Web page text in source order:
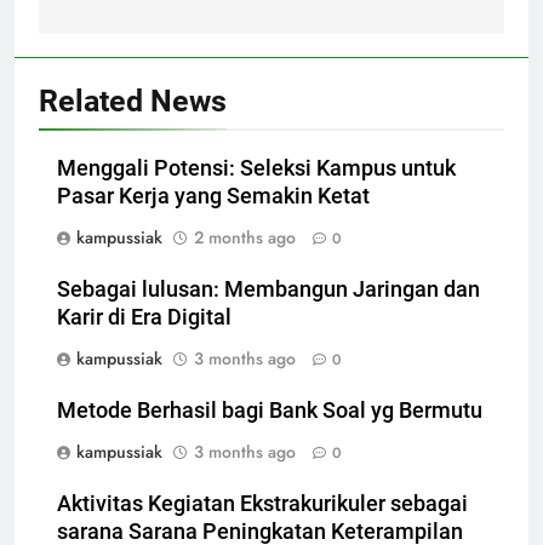
Related News
Menggali Potensi: Seleksi Kampus untuk
Pasar Kerja yang Semakin Ketat
kampussiak
2 months ago 0
Sebagai lulusan: Membangun Jaringan dan
Karir di Era Digital
kampussiak
3 months ago 0
Metode Berhasil bagi Bank Soal yg Bermutu
kampussiak
3 months ago 0
Aktivitas Kegiatan Ekstrakurikuler sebagai
sarana Sarana Peningkatan Keterampilan